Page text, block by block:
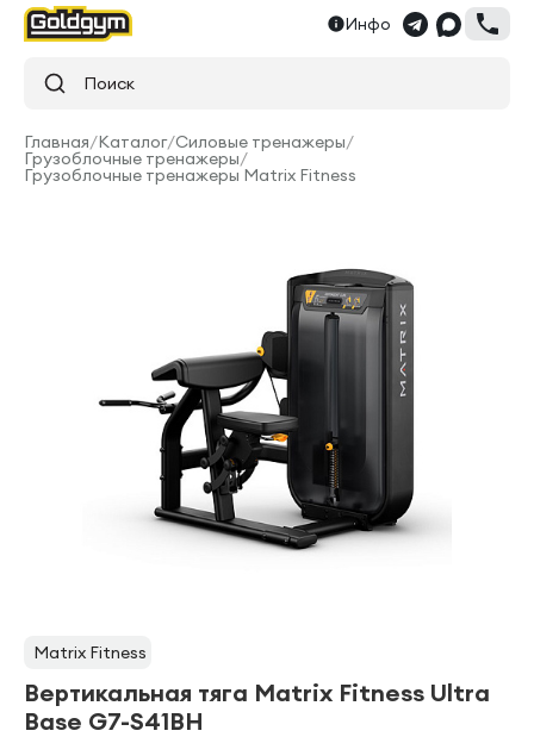
Инфо
Поиск
Главная/Каталог/Силовые тренажеры/
Грузоблочные тренажеры/
Грузоблочные тренажеры Matrix Fitness
Matrix Fitness
Вертикальная тяга Matrix Fitness Ultra
Base G7-S41BH